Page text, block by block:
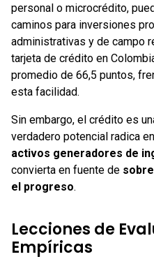
personal o microcrédito,
caminos para inversiones
administrativas y de campo
tarjeta de crédito en
promedio de 66,5 puntos,
esta facilidad.
Sin embargo, el crédito es
verdadero potencial radica
activos generadores de
convierta en fuente de
el progreso.
Lecciones de
Empíricas